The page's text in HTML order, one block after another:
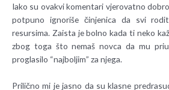
Iako su ovakvi komentari vjerovatno
potpuno ignoriše činjenica da svi
resursima. Zaista je bolno kada ti neko
zbog toga što nemaš novca da mu
proglasilo “najboljim” za njega.
Prilično mi je jasno da su klasne